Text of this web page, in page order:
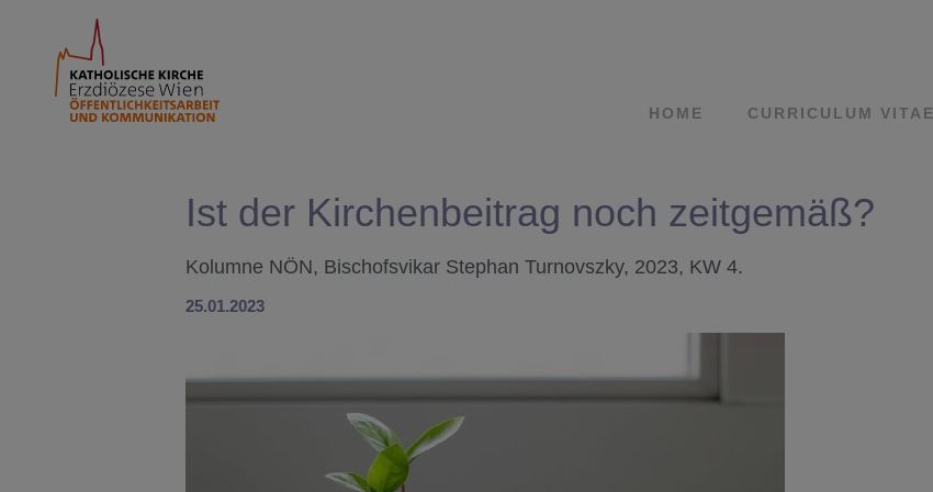
HOME CURRICULUM VITAE
Ist der Kirchenbeitrag noch zeitgemäß?
Kolumne NÖN, Bischofsvikar Stephan Turnovszky, 2023, KW 4.
25.01.2023